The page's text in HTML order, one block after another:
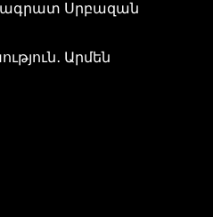
Սրբազան
Արմեն